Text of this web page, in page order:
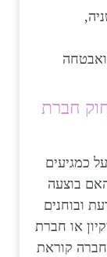
חברת
כמגיעים
בוצעה
ובוחנים
או חברת
קוראת